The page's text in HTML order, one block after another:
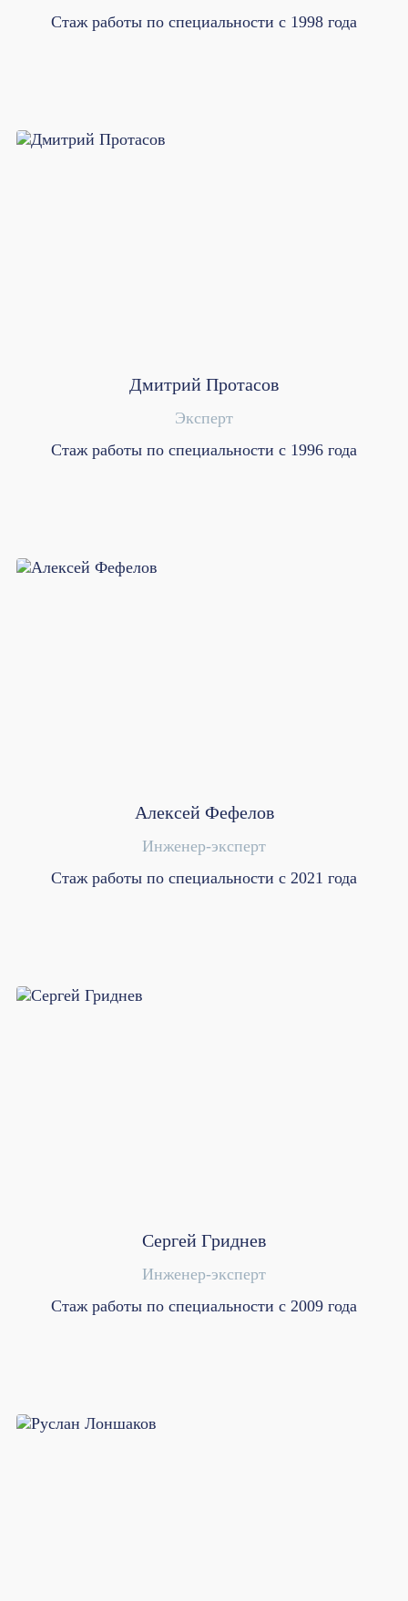
Стаж работы по специальности с 1998 года
Дмитрий Протасов
Эксперт
Стаж работы по специальности с 1996 года
Алексей Фефелов
Инженер-эксперт
Стаж работы по специальности с 2021 года
Сергей Гриднев
Инженер-эксперт
Стаж работы по специальности с 2009 года